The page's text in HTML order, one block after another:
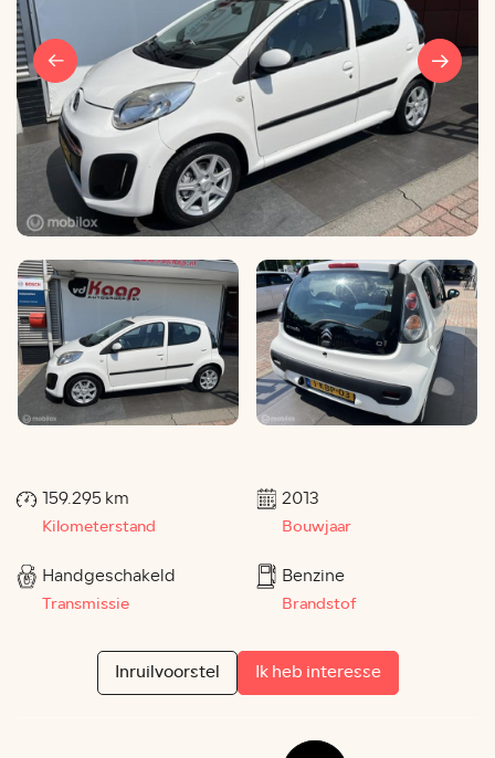
159.295 km
Kilometerstand
2013
Bouwjaar
Handgeschakeld
Transmissie
Benzine
Brandstof
Inruilvoorstel Ik heb interesse